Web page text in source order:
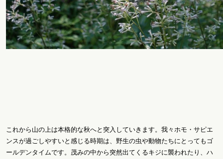
これから山の上は本格的な秋へと突入していきます。我々ホモ・サピエ
ンスが過ごしやすいと感じる時期は、野生の虫や動物たちにとってもゴ
ールデンタイムです。茂みの中から突然出てくるキジに襲われたり、ハ